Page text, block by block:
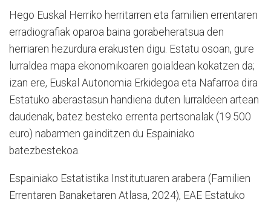
Hego Euskal Herriko herritarren eta familien errentaren
erradiografiak oparoa baina gorabeheratsua den
herriaren hezurdura erakusten digu. Estatu osoan, gure
lurraldea mapa ekonomikoaren goialdean kokatzen da;
izan ere, Euskal Autonomia Erkidegoa eta Nafarroa dira
Estatuko aberastasun handiena duten lurraldeen artean
daudenak, batez besteko errenta pertsonalak (19.500
euro) nabarmen gainditzen du Espainiako
batezbestekoa.
Espainiako Estatistika Institutuaren arabera (Familien
Errentaren Banaketaren Atlasa, 2024), EAE Estatuko